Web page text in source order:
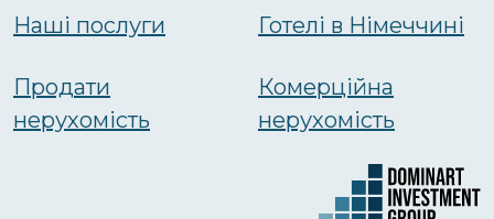
Наші послуги
Продати
нерухомість
Готелі в Німеччині
Комерційна
нерухомість